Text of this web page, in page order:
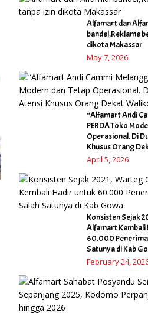
Alfamart dan
bandel,Reklame
dikota Makassar
May 7, 2026
“Alfamart Andi
PERDA Toko
Operasional. Di
Khusus Orang
April 5, 2026
Konsisten Sejak
Alfamart Kembali
60.000
Satunya di Kab
February 24,